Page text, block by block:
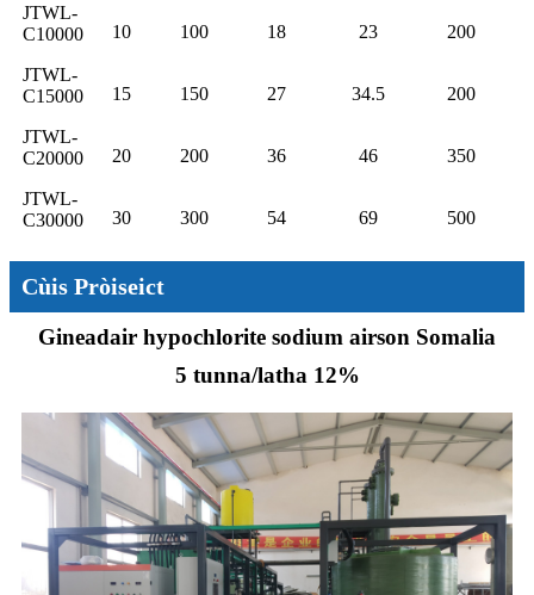
JTWL-
C10000
10 100 18 23 200
JTWL-
C15000
15 150 27 34.5 200
JTWL-
C20000
20 200 36 46 350
JTWL-
C30000
30 300 54 69 500
Cùis Pròiseict
Gineadair hypochlorite sodium airson Somalia
5 tunna/latha 12%